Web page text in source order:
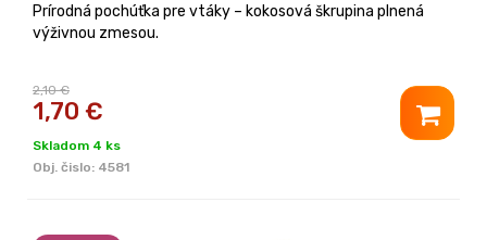
Prírodná pochúťka pre vtáky – kokosová škrupina plnená
výživnou zmesou.
2,10 €
1,70 €
Skladom 4 ks
Obj. čislo: 4581